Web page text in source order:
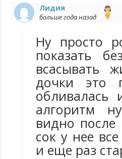
Лидия
больше года назад
Ну просто
показать
всасывать
дочки это
обливалась
алгоритм
видно
сок у нее
и еще раз